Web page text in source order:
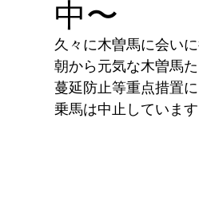
中〜
久々に木曽馬に会い
朝から元気な木曽馬た
蔓延防止等重点措置
乗馬は中止しています